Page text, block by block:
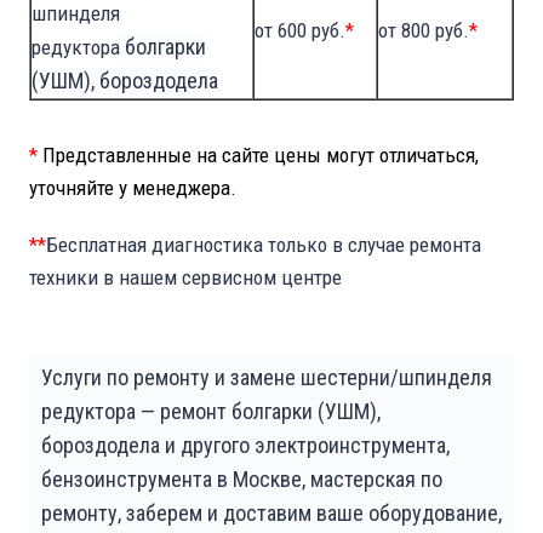
шпинделя
редуктора болгарки
(УШМ), бороздодела
от 600 руб.* от 800 руб.*
* Представленные на сайте цены могут отличаться,
уточняйте у менеджера.
**Бесплатная диагностика только в случае ремонта
техники в нашем сервисном центре
Услуги по ремонту и замене шестерни/шпинделя
редуктора — ремонт болгарки (УШМ),
бороздодела и другого электроинструмента,
бензоинструмента в Москве, мастерская по
ремонту, заберем и доставим ваше оборудование,